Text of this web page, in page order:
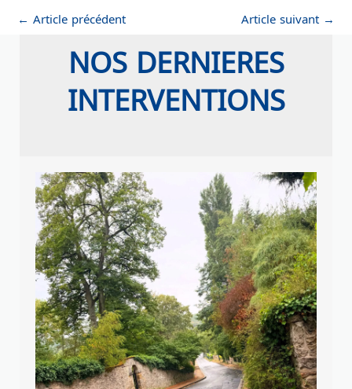
← Article précédent Article suivant →
NOS DERNIERES
INTERVENTIONS